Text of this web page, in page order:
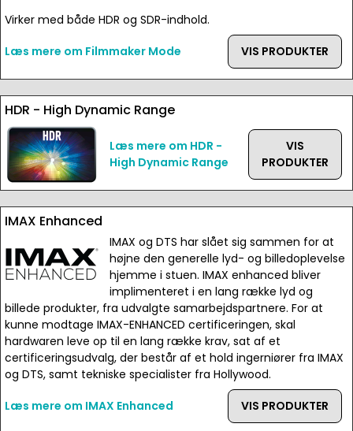
Virker med både HDR og SDR-indhold.
Læs mere om Filmmaker Mode
VIS PRODUKTER
HDR - High Dynamic Range
Læs mere om HDR -
High Dynamic Range
VIS
PRODUKTER
IMAX Enhanced
IMAX og DTS har slået sig sammen for at
højne den generelle lyd- og billedoplevelse
hjemme i stuen. IMAX enhanced bliver
implimenteret i en lang række lyd og
billede produkter, fra udvalgte samarbejdspartnere. For at
kunne modtage IMAX-ENHANCED certificeringen, skal
hardwaren leve op til en lang række krav, sat af et
certificeringsudvalg, der består af et hold ingerniører fra IMAX
og DTS, samt tekniske specialister fra Hollywood.
Læs mere om IMAX Enhanced
VIS PRODUKTER